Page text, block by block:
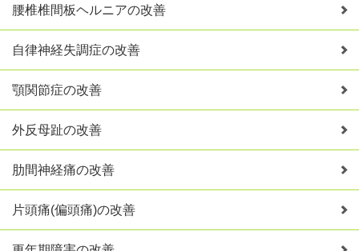
腰椎椎間板ヘルニアの改善
自律神経失調症の改善
顎関節症の改善
外反母趾の改善
肋間神経痛の改善
片頭痛(偏頭痛)の改善